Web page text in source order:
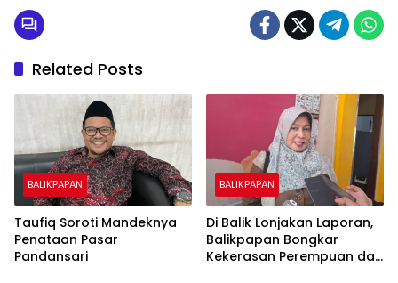
Related Posts
BALIKPAPAN
Taufiq Soroti Mandeknya
Penataan Pasar
Pandansari
BALIKPAPAN
Di Balik Lonjakan Laporan,
Balikpapan Bongkar
Kekerasan Perempuan dan